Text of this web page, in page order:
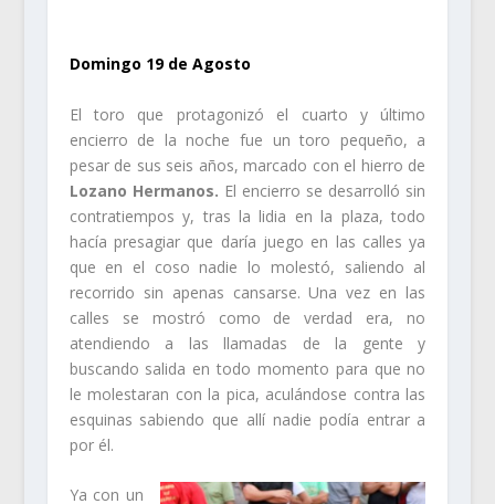
Domingo 19 de Agosto
El toro que protagonizó el cuarto y último
encierro de la noche fue un toro pequeño, a
pesar de sus seis años, marcado con el hierro de
Lozano Hermanos. El encierro se desarrolló sin
contratiempos y, tras la lidia en la plaza, todo
hacía presagiar que daría juego en las calles ya
que en el coso nadie lo molestó, saliendo al
recorrido sin apenas cansarse. Una vez en las
calles se mostró como de verdad era, no
atendiendo a las llamadas de la gente y
buscando salida en todo momento para que no
le molestaran con la pica, aculándose contra las
esquinas sabiendo que allí nadie podía entrar a
por él.
Ya con un